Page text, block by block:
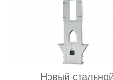
Новый